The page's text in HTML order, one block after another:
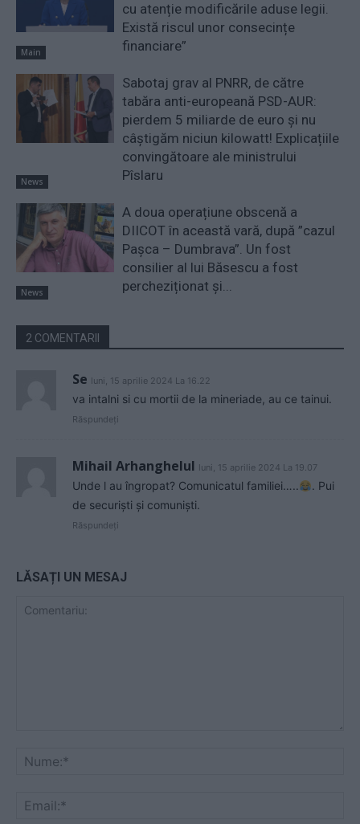
Main
cu atenție modificările aduse legii.
Există riscul unor consecințe
financiare”
News
Sabotaj grav al PNRR, de către
tabăra anti-europeană PSD-AUR:
pierdem 5 miliarde de euro și nu
câștigăm niciun kilowatt! Explicațiile
convingătoare ale ministrului
Pîslaru
News
A doua operațiune obscenă a
DIICOT în această vară, după ”cazul
Pașca – Dumbrava”. Un fost
consilier al lui Băsescu a fost
percheziționat și...
2 COMENTARII
Se luni, 15 aprilie 2024 La 16.22
va intalni si cu mortii de la mineriade, au ce tainui.
Răspundeți
Mihail Arhanghelul luni, 15 aprilie 2024 La 19.07
Unde l au îngropat? Comunicatul familiei…..
. Pui
de securiști și comuniști.
Răspundeți
LĂSAȚI UN MESAJ